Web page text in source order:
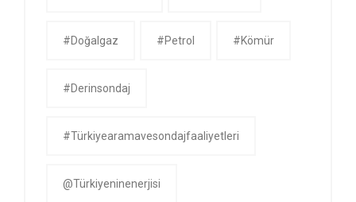
#doğalgaz #petrol #kömür
#derinsondaj
#Türkiyearamavesondajfaaliyetleri
@Türkiyeninenerjisi